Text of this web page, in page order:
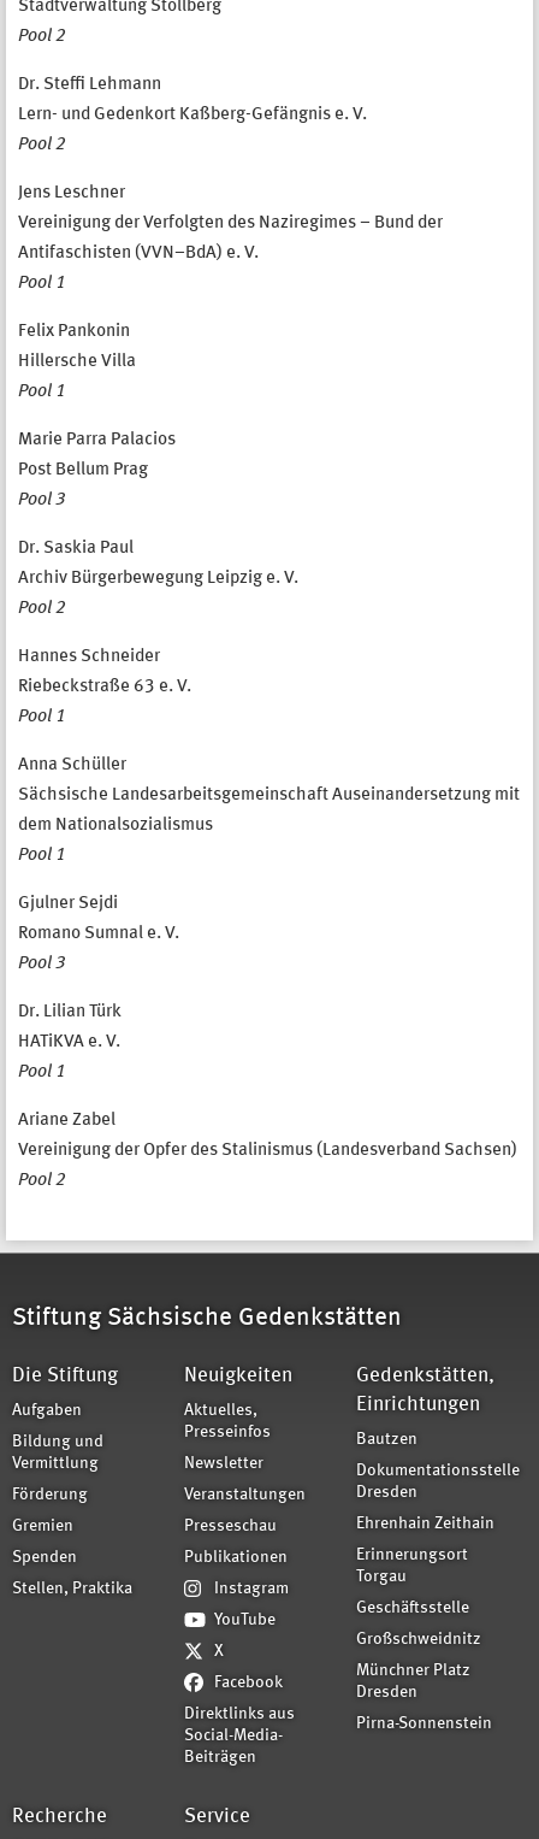
Stadtverwaltung Stollberg
Pool 2
Dr. Steffi Lehmann
Lern- und Gedenkort Kaßberg-Gefängnis e. V.
Pool 2
Jens Leschner
Vereinigung der Verfolgten des Naziregimes – Bund der
Antifaschisten (VVN–BdA) e. V.
Pool 1
Felix Pankonin
Hillersche Villa
Pool 1
Marie Parra Palacios
Post Bellum Prag
Pool 3
Dr. Saskia Paul
Archiv Bürgerbewegung Leipzig e. V.
Pool 2
Hannes Schneider
Riebeckstraße 63 e. V.
Pool 1
Anna Schüller
Sächsische Landesarbeitsgemeinschaft Auseinandersetzung mit
dem Nationalsozialismus
Pool 1
Gjulner Sejdi
Romano Sumnal e. V.
Pool 3
Dr. Lilian Türk
HATiKVA e. V.
Pool 1
Ariane Zabel
Vereinigung der Opfer des Stalinismus (Landesverband Sachsen)
Pool 2
Stiftung Sächsische Gedenkstätten
Die Stiftung
Aufgaben
Bildung und
Vermittlung
Förderung
Gremien
Spenden
Stellen, Praktika
Neuigkeiten
Aktuelles,
Presseinfos
Newsletter
Veranstaltungen
Presseschau
Publikationen
Instagram
YouTube
X
Facebook
Direktlinks aus
Social-Media-
Beiträgen
Gedenkstätten,
Einrichtungen
Bautzen
Dokumentationsstelle
Dresden
Ehrenhain Zeithain
Erinnerungsort
Torgau
Geschäftsstelle
Großschweidnitz
Münchner Platz
Dresden
Pirna-Sonnenstein
Recherche Service